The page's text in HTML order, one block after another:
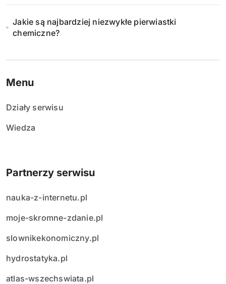
Jakie są najbardziej niezwykłe pierwiastki
chemiczne?
Menu
Działy serwisu
Wiedza
Partnerzy serwisu
nauka-z-internetu.pl
moje-skromne-zdanie.pl
slownikekonomiczny.pl
hydrostatyka.pl
atlas-wszechswiata.pl